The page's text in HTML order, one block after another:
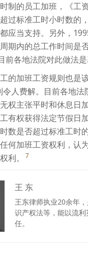
制的员工加班，《工
过标准工时小时数的
应当支持。另外，
期内的总工作时间是
前各地法院对此做法
的加班工资规则也是
令人费解。目前各地
权主张平时和休息日
有权获得法定节假日
数是否超过标准工时的
何加班工资权利，认
利。
7
王 东
王东律师执业20余年
识产权法等，能以流
任。